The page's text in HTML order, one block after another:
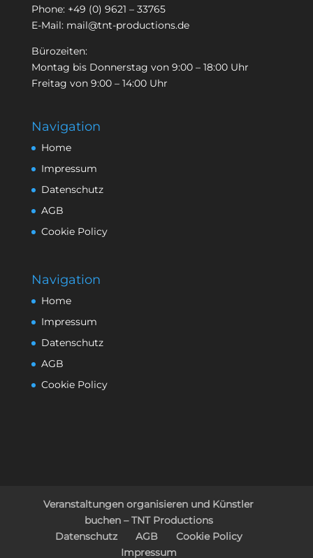
Phone: +49 (0) 9621 – 33765
E-Mail: mail@tnt-productions.de
Bürozeiten:
Montag bis Donnerstag von 9:00 – 18:00 Uhr
Freitag von 9:00 – 14:00 Uhr
Navigation
Home
Impressum
Datenschutz
AGB
Cookie Policy
Navigation
Home
Impressum
Datenschutz
AGB
Cookie Policy
Veranstaltungen organisieren und Künstler
buchen – TNT Productions
Datenschutz
AGB
Cookie Policy
Impressum